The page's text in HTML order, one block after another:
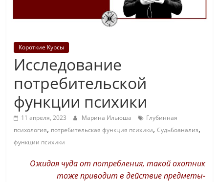
Короткие Курсы
Исследование
потребительской
функции психики
11 апреля, 2023 Марина Ильюша
Глубинная
психология, потребительская функция психики,Судьбоанализ,
функции психики
Ожидая чуда от потребления, такой охотник
тоже приводит в действие предметы-